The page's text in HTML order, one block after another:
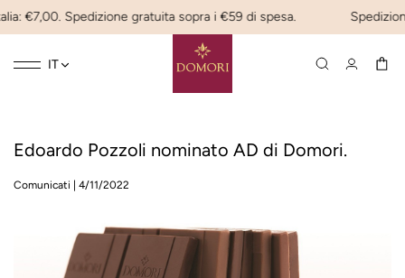
€7,00. Spedizione gratuita sopra i €59 di spesa.
Toggle
☰ IT
Edoardo Pozzoli nominato AD di Domori.
Comunicati 4/11/2022